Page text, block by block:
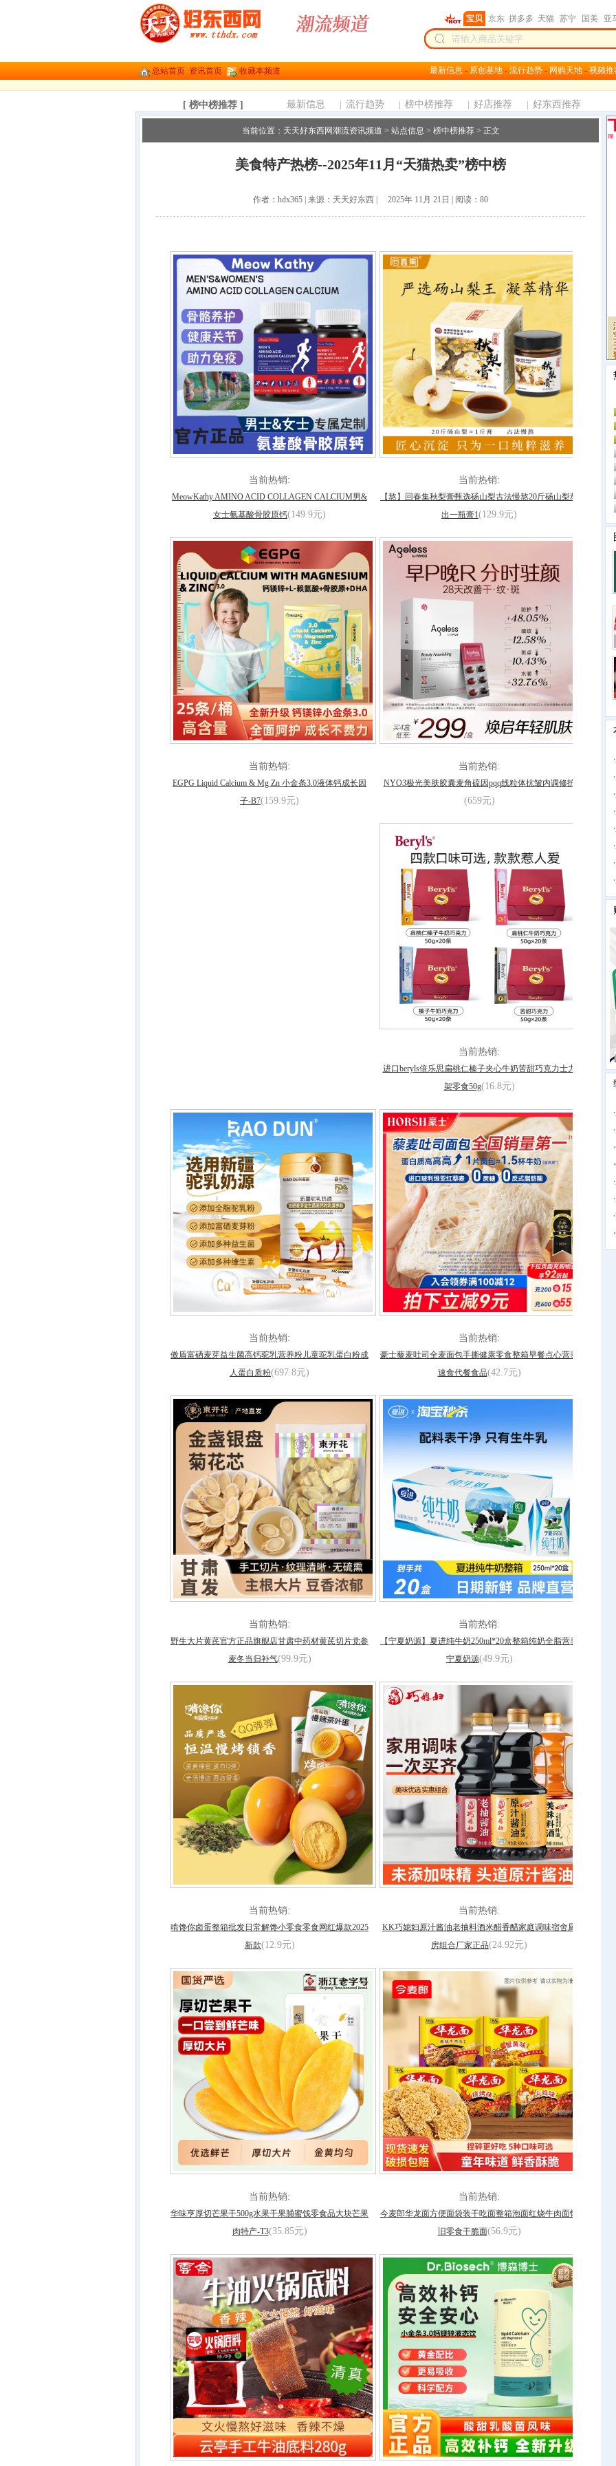
总站首页 资讯首页 收藏本频道 最新信息 - 原创基地 - 流行趋势 - 网购天地 - 视频推
[ 榜中榜推荐 ] 最新信息 | 流行趋势 | 榜中榜推荐 | 好店推荐 | 好东西推荐
当前位置： 天天好东西网潮流资讯频道 > 站点信息 > 榜中榜推荐> 正文
美食特产热榜--2025年11月“天猫热卖”榜中榜
作者：hdx365 | 来源：天天好东西 | 2025年 11月 21日 | 阅读： 80
当前热销:
MeowKathy AMINO ACID COLLAGEN CALCIUM男&
女士氨基酸骨胶原钙(149.9元)
当前热销:
【熬】回春集秋梨膏甄选砀山梨古法慢熬20斤砀山梨熬
出一瓶膏1(129.9元)
当前热销:
EGPG Liquid Calcium & Mg Zn 小金条3.0液体钙成长因
子-B7(159.9元)
当前热销:
NYO3极光美肤胶囊麦角硫因pqq线粒体抗皱内调修护
(659元)
当前热销:
进口beryls倍乐思扁桃仁榛子夹心牛奶苦甜巧克力士力
架零食50g(16.8元)
当前热销:
傲盾富硒麦芽益生菌高钙驼乳营养粉儿童驼乳蛋白粉成
人蛋白质粉(697.8元)
当前热销:
豪士藜麦吐司全麦面包手撕健康零食整箱早餐点心营养
速食代餐食品(42.7元)
当前热销:
野生大片黄芪官方正品旗舰店甘肃中药材黄芪切片党参
麦冬当归补气(99.9元)
当前热销:
【宁夏奶源】夏进纯牛奶250ml*20盒整箱纯奶全脂营养
宁夏奶源(49.9元)
当前热销:
啃馋你卤蛋整箱批发日常解馋小零食零食网红爆款2025
新款(12.9元)
当前热销:
KK巧媳妇原汁酱油老抽料酒米醋香醋家庭调味宿舍厨
房组合厂家正品(24.92元)
当前热销:
华味亨厚切芒果干500g水果干果脯蜜饯零食品大块芒果
肉特产-T3(35.85元)
当前热销:
今麦郎华龙面方便面袋装干吃面整箱泡面红烧牛肉面怀
旧零食干脆面(56.9元)
·
·
·
·
·
·
·
·
·
·
·
·
·
·
·
·